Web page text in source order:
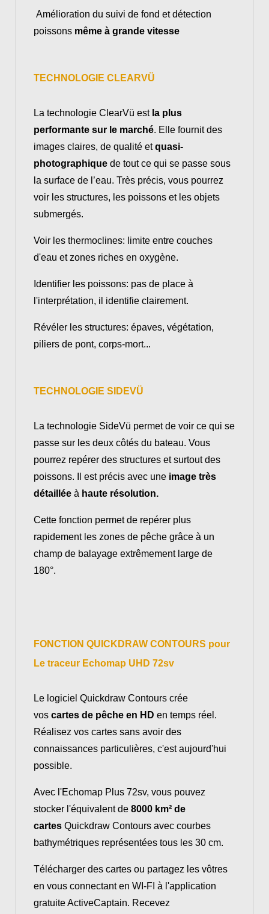
Amélioration du suivi de fond et détection
poissons même à grande vitesse
TECHNOLOGIE CLEARVÜ
La technologie ClearVü est la plus
performante sur le marché. Elle fournit des
images claires, de qualité etquasi-
photographique de tout ce qui se passe sous
la surface de l’eau. Très précis, vous pourrez
voir les structures, les poissons et les objets
submergés.
Voir les thermoclines: limite entre couches
d'eau et zones riches en oxygène.
Identifier les poissons: pas de place à
l'interprétation, il identifie clairement.
Révéler les structures: épaves, végétation,
piliers de pont, corps-mort...
TECHNOLOGIE SIDEVÜ
La technologie SideVü permet de voir ce qui se
passe sur les deux côtés du bateau. Vous
pourrez repérer des structures et surtout des
poissons. Il est précis avec une image très
détaillée à haute résolution.
Cette fonction permet de repérer plus
rapidement les zones de pêche grâce à un
champ de balayage extrêmement large de
180°.
FONCTION QUICKDRAW CONTOURS pour
Le traceur Echomap UHD 72sv
Le logiciel Quickdraw Contours crée
vos cartes de pêche en HD en temps réel.
Réalisez vos cartes sans avoir des
connaissances particulières, c'est aujourd'hui
possible.
Avec l'Echomap Plus 72sv, vous pouvez
stocker l'équivalent de 8000 km² de
cartes Quickdraw Contours avec courbes
bathymétriques représentées tous les 30 cm.
Télécharger des cartes ou partagez les vôtres
en vous connectant en WI-FI à l'application
gratuite ActiveCaptain. Recevez